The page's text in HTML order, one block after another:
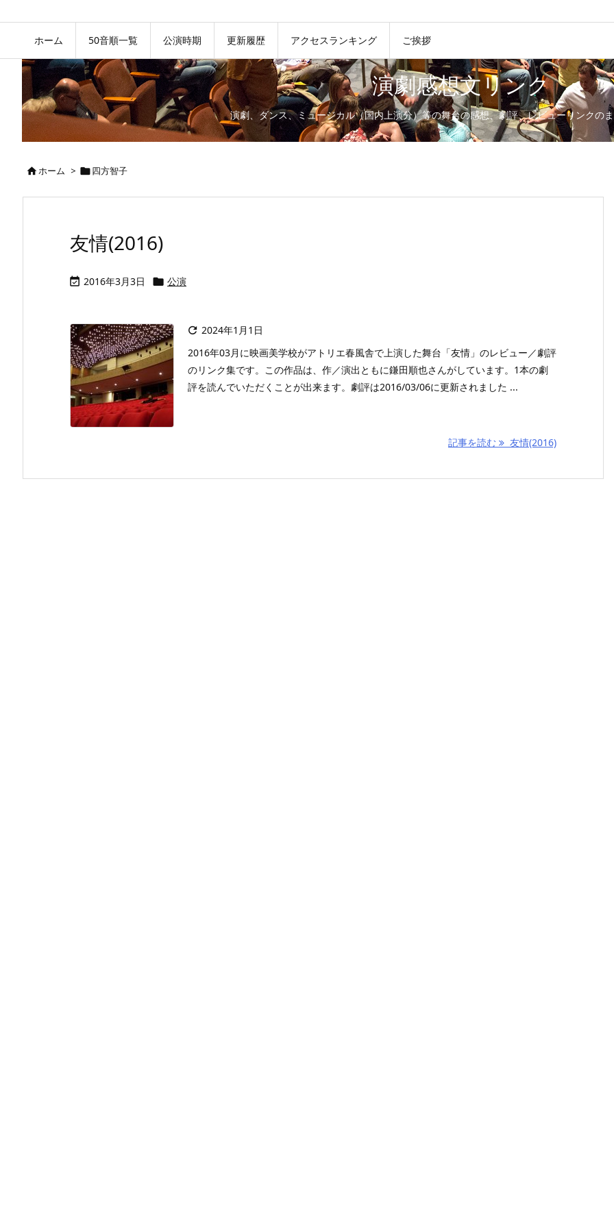
ホーム 50音順一覧 公演時期 更新履歴 アクセスランキング ご挨拶
演劇感想文リンク
演劇、ダンス、ミュージカル（国内上演分）等の舞台の感想、劇評、レビューリンクの
ホーム > 四方智子
友情(2016)
 2016年3月3日  公演
 2024年1月1日
2016年03月に映画美学校がアトリエ春風舎で上演した舞台「友情」のレビュー／劇評
のリンク集です。この作品は、作／演出ともに鎌田順也さんがしています。1本の劇
評を読んでいただくことが出来ます。劇評は2016/03/06に更新されました ...
記事を読む 友情(2016)